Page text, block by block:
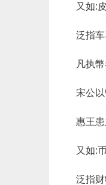
又如:
泛指
凡执
宋公
惠王
又如:
泛指